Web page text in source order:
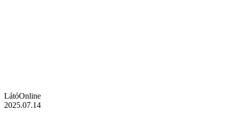
LátóOnline
2025.07.14